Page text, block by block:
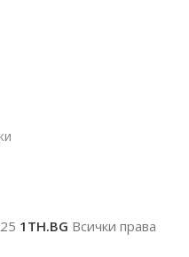
1TH.BG Всички права